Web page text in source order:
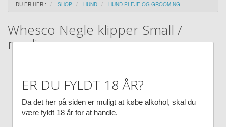
DU ER HER : SHOP HUND HUND PLEJE OG GROOMING
Whesco Negle klipper Small /
medium
ER DU FYLDT 18 ÅR?
Da det her på siden er muligt at købe alkohol, skal du
være fyldt 18 år for at handle.